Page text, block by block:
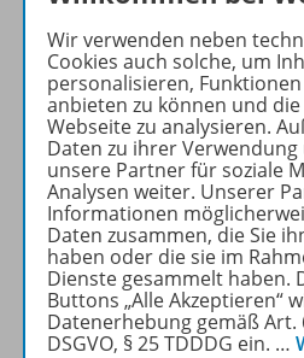
Ihr
zu
zum
zum
Wir verwenden neben
Cookies auch solche, um
personalisieren,
anbieten zu können und
Webseite zu analysieren.
Daten zu ihrer
unsere Partner für soziale
Analysen weiter. Unserer
Informationen
Daten zusammen, die Sie
haben oder die sie im
Dienste gesammelt haben.
Buttons „Alle Akzeptieren“
Datenerhebung gemäß Art.
DSGVO, § 25 TDDDG ein. …